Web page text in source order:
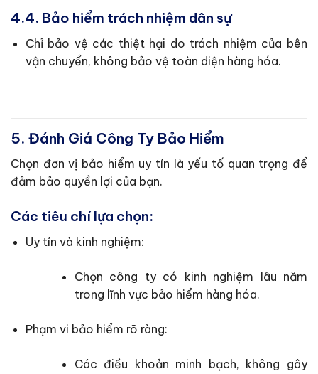
4.4. Bảo hiểm trách nhiệm dân sự
Chỉ bảo vệ các thiệt hại do trách nhiệm của bên
vận chuyển, không bảo vệ toàn diện hàng hóa.
5. Đánh Giá Công Ty Bảo Hiểm
Chọn đơn vị bảo hiểm uy tín là yếu tố quan trọng để
đảm bảo quyền lợi của bạn.
Các tiêu chí lựa chọn:
Uy tín và kinh nghiệm:
Chọn công ty có kinh nghiệm lâu năm
trong lĩnh vực bảo hiểm hàng hóa.
Phạm vi bảo hiểm rõ ràng:
Các điều khoản minh bạch, không gây